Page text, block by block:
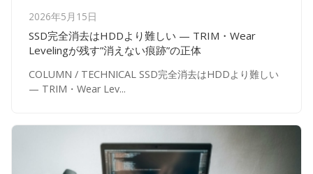
2026年5月15日
SSD完全消去はHDDより難しい — TRIM・Wear
Levelingが残す”消えない痕跡”の正体
COLUMN / TECHNICAL SSD完全消去はHDDより難しい
— TRIM・Wear Lev...